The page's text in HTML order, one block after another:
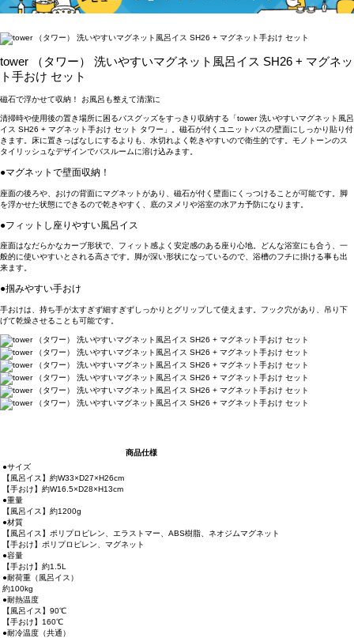
tower （タワー） 洗いやすいマグネット風呂イス SH26 + マグネッ
ト手おけ セット
磁石で浮かせて収納！ お風呂も整えて清潔に
清掃時や使用後の置き場所に困るバスグッズをすっきり収納する「tower 洗いやすいマグネット風呂
イス SH26 + マグネット手おけ セット タワー」。磁石が付くユニットバスの壁面にしっかり貼り付
きます。床に置きっぱなしにするよりも、水切れよく乾きやすいので衛生的です。モノトーンのス
タイリッシュなデザインでバスルームに溶け込みます。
●マグネットで壁面収納！
座面の後ろや、おけの背面にマグネットがあり、磁石が付く壁面にくっつけることが可能です。脚
を浮かせた状態にできるので乾きやすく、底のヌメリや浴室の水アカ予防になります。
●フィットし座りやすい風呂イス
座面はなだらかなカーブ形状で、フィット感よく安定感のある座り心地。どんな浴室にも合う、一
般的に使いやすいとされる高さです。脚が深い形状になっているので、浴槽のフチに掛ける事も出
来ます。
●掴みやすい手おけ
手おけは、持ち手が太すぎず細すぎずしっかりとグリップして使えます。フック穴があり、吊り下
げて乾燥させることも可能です。
商品仕様
●サイズ
【風呂イス】約W33×D27×H26cm
【手おけ】約W16.5×D28×H13cm
●重量
【風呂イス】約1200g
●材質
【風呂イス】ポリプロピレン、エラストマー、ABS樹脂、ネオジムマグネット
【手おけ】ポリプロピレン、マグネット
●容量
【手おけ】約1.5L
●耐荷重（風呂イス）
約100kg
●耐熱温度
【風呂イス】90℃
【手おけ】160℃
●耐冷温度（共通）